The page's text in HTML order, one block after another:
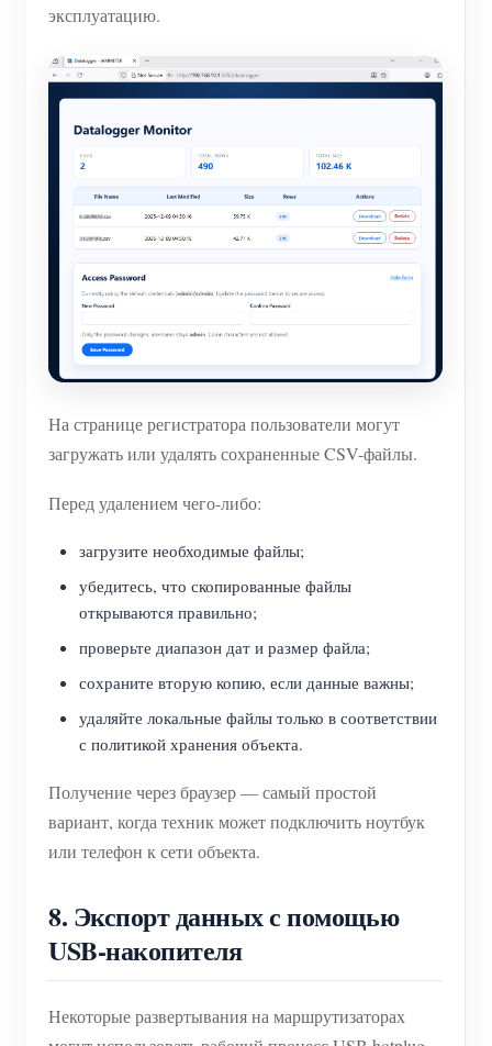
эксплуатацию.
На странице регистратора пользователи могут
загружать или удалять сохраненные CSV-файлы.
Перед удалением чего-либо:
загрузите необходимые файлы;
убедитесь, что скопированные файлы
открываются правильно;
проверьте диапазон дат и размер файла;
сохраните вторую копию, если данные важны;
удаляйте локальные файлы только в соответствии
с политикой хранения объекта.
Получение через браузер — самый простой
вариант, когда техник может подключить ноутбук
или телефон к сети объекта.
8. Экспорт данных с помощью
USB-накопителя
Некоторые развертывания на маршрутизаторах